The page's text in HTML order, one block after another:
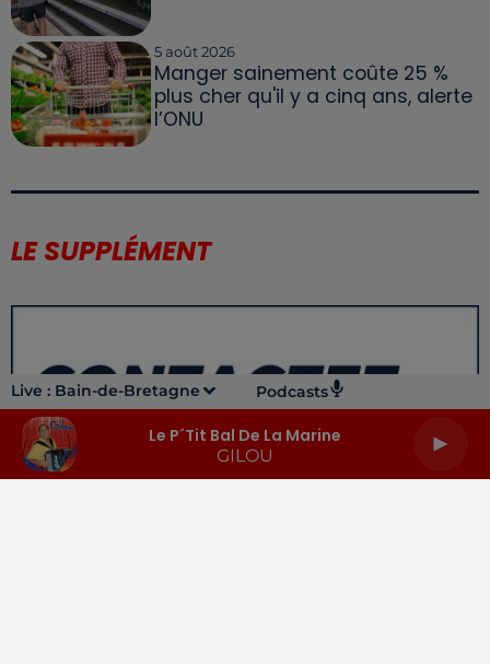
Live : Bain-de-Bretagne Podcasts
Le P´tit Bal De La Marine
GILOU
5 août 2026
Manger sainement coûte 25 %
plus cher qu'il y a cinq ans, alerte
l’ONU
LE SUPPLÉMENT